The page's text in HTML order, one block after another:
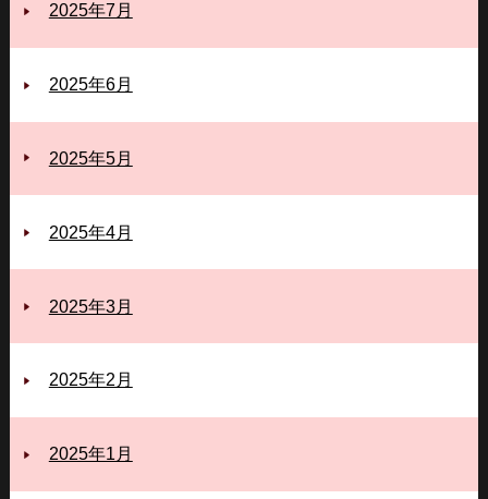
2025年7月
2025年6月
2025年5月
2025年4月
2025年3月
2025年2月
2025年1月